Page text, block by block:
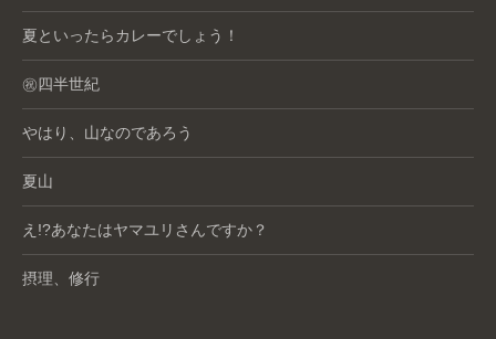
夏といったらカレーでしょう！
㊗️四半世紀
やはり、山なのであろう
夏山
え!?あなたはヤマユリさんですか？
摂理、修行